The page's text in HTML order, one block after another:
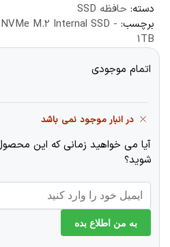
دسته: حافظه SSD
برچسب: M.2 Internal SSD -
1TB
اتمام موجودی
در انبار موجود نمی باشد
آیا می خواهید زمانی که این
شوید؟
به من اطلاع بده